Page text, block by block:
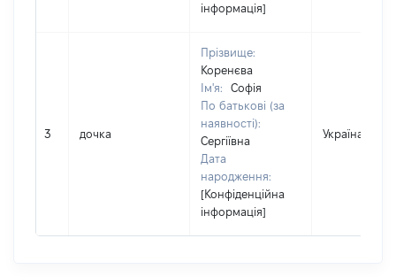
інформація]
3 дочка
Прізвище:
Коренєва
Ім'я:
Софія
По батькові (за
наявності):
Сергіївна
Дата
народження:
[Конфіденційна
інформація]
Україна